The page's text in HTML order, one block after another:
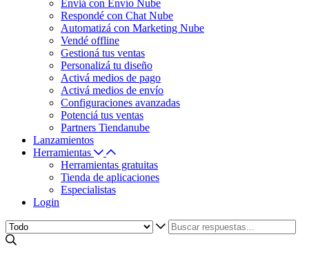
Enviá con Envío Nube
Respondé con Chat Nube
Automatizá con Marketing Nube
Vendé offline
Gestioná tus ventas
Personalizá tu diseño
Activá medios de pago
Activá medios de envío
Configuraciones avanzadas
Potenciá tus ventas
Partners Tiendanube
Lanzamientos
Herramientas
Herramientas gratuitas
Tienda de aplicaciones
Especialistas
Login